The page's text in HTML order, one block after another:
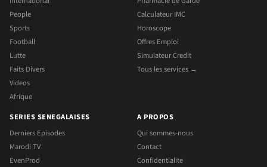
People
Sports
Football
Lutte
Faits Divers
Videos
Afrique
Calculateur IMC
Horoscope
Offres Emploi
Simulateur Credit
Tous les services →
SERIES SENEGALAISES
Derniers Episodes
Marodi TV
EvenProd
A PROPOS
Qui sommes-nous
Contact
Confidentialite